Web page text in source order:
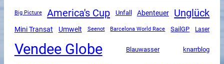
Big Picture America's Cup Unfall Abenteuer Unglück
Mini Transat Umwelt Seenot Barcelona World Race SailGP Laser
Vendee Globe Blauwasser knarrblog